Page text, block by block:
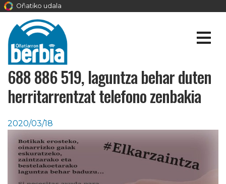
Oñatiko udala
688 886 519, laguntza behar duten
herritarrentzat telefono zenbakia
2020/03/18